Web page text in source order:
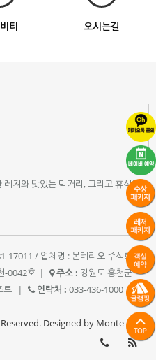
티 오시는길
져와 맛있는 먹거리, 그리고 휴식이
17011 / 업체명 : 몬테리오 주식회사
-0042호 | 주소 : 강원도 홍천군
트
| 연락처 : 033-436-1000
|
Designed by Monte rio.